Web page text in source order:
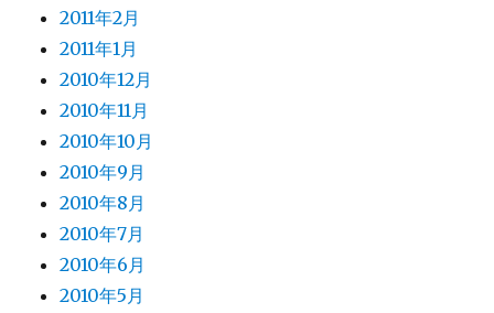
2011年2月
2011年1月
2010年12月
2010年11月
2010年10月
2010年9月
2010年8月
2010年7月
2010年6月
2010年5月